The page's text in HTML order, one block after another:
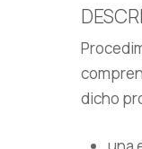
dicho